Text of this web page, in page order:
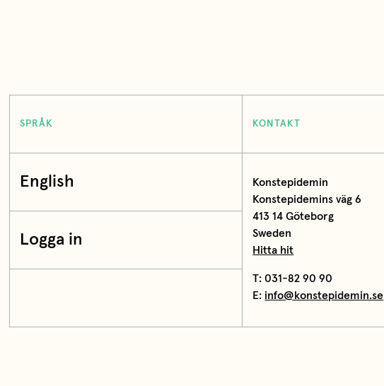
SPRÅK
English
Logga in
KONTAKT
Konstepidemin
Konstepidemins väg 6
413 14 Göteborg
Sweden
Hitta hit
T: 031-82 90 90
E: info@konstepidemin.se